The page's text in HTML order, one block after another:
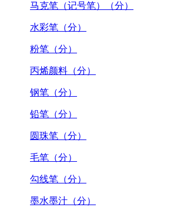
马克笔（记号笔）（分）
水彩笔（分）
粉笔（分）
丙烯颜料（分）
钢笔（分）
铅笔（分）
圆珠笔（分）
毛笔（分）
勾线笔（分）
墨水墨汁（分）